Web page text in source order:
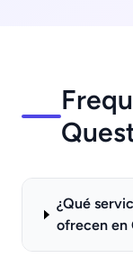
¿Qué
ofrecen en